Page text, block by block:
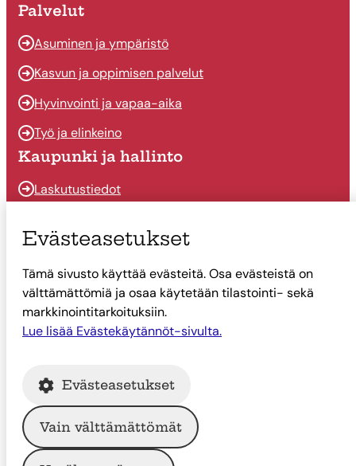
Palvelut
Asuminen ja ympäristö
Kasvun ja oppimisen palvelut
Hyvinvointi ja vapaa-aika
Työ ja elinkeino
Kaupunki ja hallinto
Laskutustiedot
Päätöksenteko
Talous
Yhteystiedot
Tietoa Suonenjoesta
Tietoa Suonenjoesta
© Suonenjoen kaupunki
Evästeasetukset
Tämä sivusto käyttää evästeitä. Osa evästeistä on
välttämättömiä ja osaa käytetään tilastointi- sekä
markkinointitarkoituksiin.
Lue lisää Evästekäytännöt-sivulta.
Evästeasetukset
Vain välttämättömät